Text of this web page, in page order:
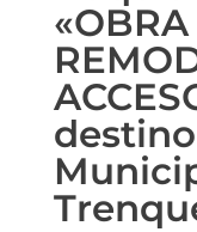
«OBRA